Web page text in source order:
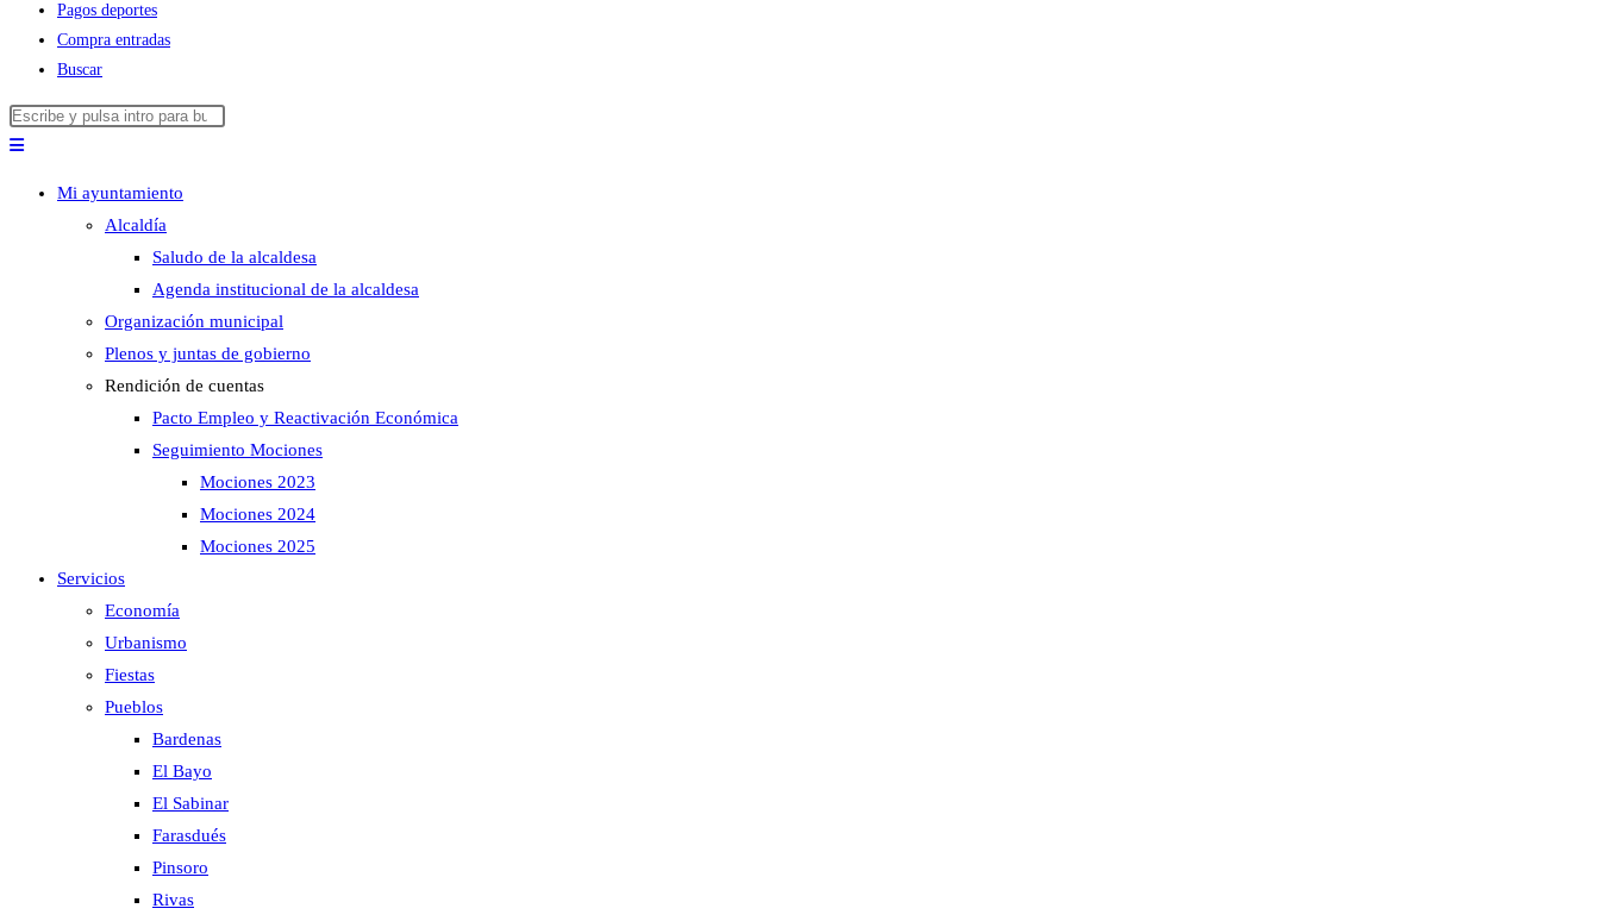
Pagos deportes
Compra entradas
Buscar
Buscar
en
panel
de
búsqueda.
Mi ayuntamiento
Alcaldía
Saludo de la alcaldesa
Agenda institucional de la alcaldesa
Organización municipal
Plenos y juntas de gobierno
Rendición de cuentas
Pacto Empleo y Reactivación Económica
Seguimiento Mociones
Mociones 2023
Mociones 2024
Mociones 2025
Servicios
Economía
Urbanismo
Fiestas
Pueblos
Bardenas
El Bayo
El Sabinar
Farasdués
Pinsoro
Rivas